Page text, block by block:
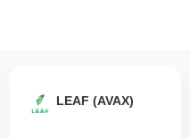
LEAF (AVAX)